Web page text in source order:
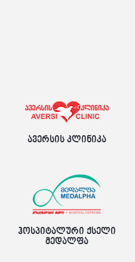
ავერსის კლინიკა
ჰოსპიტალური ქსელი
მედალფა